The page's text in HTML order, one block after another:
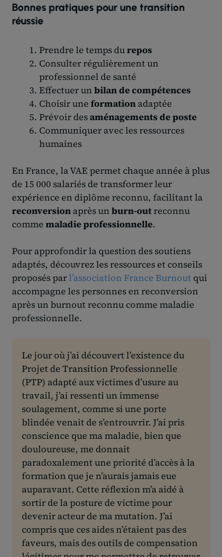
Bonnes pratiques pour une transition
réussie
Prendre le temps durepos
Consulter régulièrement un
professionnel de santé
Effectuer un bilan de compétences
Choisir une formationadaptée
Prévoir desaménagements de poste
Communiquer avec les ressources
humaines
En France, la VAE permet chaque année à plus
de 15 000 salariés de transformer leur
expérience en diplôme reconnu, facilitant la
reconversion après un burn-outreconnu
comme maladie professionnelle.
Pour approfondir la question des soutiens
adaptés, découvrez les ressources et conseils
proposés parl’association France Burnout qui
accompagne les personnes en reconversion
après un burnout reconnu comme maladie
professionnelle.
Le jour où j’ai découvert l’existence du
Projet de Transition Professionnelle
(PTP) adapté aux victimes d’usure au
travail, j’ai ressenti un immense
soulagement, comme si une porte
blindée venait de s’entrouvrir. J’ai pris
conscience que ma maladie, bien que
douloureuse, me donnait
paradoxalement une priorité d’accès à la
formation que je n’aurais jamais eue
auparavant. Cette réflexion m’a aidé à
sortir de la posture de victime pour
devenir acteur de ma mutation. J’ai
compris que ces aides n’étaient pas des
faveurs, mais des outils de compensation